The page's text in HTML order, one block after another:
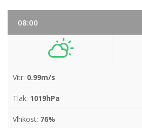
08:00
Vítr: 0.99m/s
Tlak: 1019hPa
Vlhkost: 76%